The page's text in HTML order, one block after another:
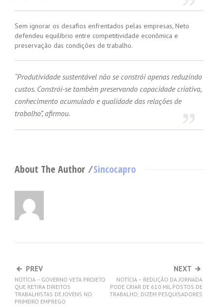
Sem ignorar os desafios enfrentados pelas empresas, Neto
defendeu equilíbrio entre competitividade econômica e
preservação das condições de trabalho.
“Produtividade sustentável não se constrói apenas reduzindo
custos. Constrói-se também preservando capacidade criativa,
conhecimento acumulado e qualidade das relações de
trabalho”, afirmou.
About The Author ⁄Sincocapro
PREV
NOTÍCIA – GOVERNO VETA PROJETO
QUE RETIRA DIREITOS
TRABALHISTAS DE JOVENS NO
PRIMEIRO EMPREGO
NEXT
NOTÍCIA – REDUÇÃO DA JORNADA
PODE CRIAR DE 610 MIL POSTOS DE
TRABALHO; DIZEM PESQUISADORES